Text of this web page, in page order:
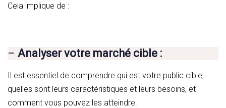
Cela implique de :
– Analyser votre marché cible :
Il est essentiel de comprendre qui est votre public cible,
quelles sont leurs caractéristiques et leurs besoins, et
comment vous pouvez les atteindre.